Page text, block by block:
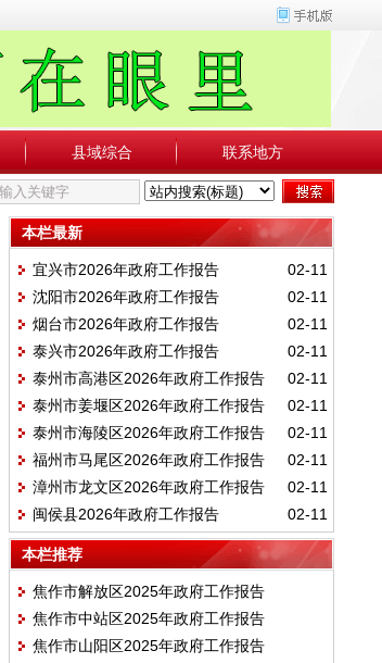
县域综合 联系地方
本栏最新
02-11
宜兴市2026年政府工作报告
02-11
沈阳市2026年政府工作报告
02-11
烟台市2026年政府工作报告
02-11
泰兴市2026年政府工作报告
02-11
泰州市高港区2026年政府工作报告
02-11
泰州市姜堰区2026年政府工作报告
02-11
泰州市海陵区2026年政府工作报告
02-11
福州市马尾区2026年政府工作报告
02-11
漳州市龙文区2026年政府工作报告
02-11
闽侯县2026年政府工作报告
本栏推荐
焦作市解放区2025年政府工作报告
焦作市中站区2025年政府工作报告
焦作市山阳区2025年政府工作报告